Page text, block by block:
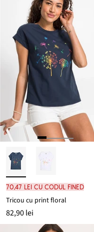
70,47 lei cu codul FINED
Tricou cu print floral
82,90 lei